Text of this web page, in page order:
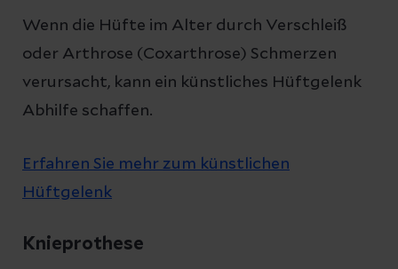
Wenn die Hüfte im Alter durch Verschleiß
oder Arthrose (Coxarthrose) Schmerzen
verursacht, kann ein künstliches Hüftgelenk
Abhilfe schaffen.
Erfahren Sie mehr zum künstlichen
Hüftgelenk
Knieprothese